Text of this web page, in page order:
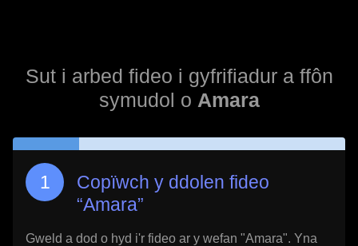
Sut i arbed fideo i gyfrifiadur a ffôn
symudol o Amara
Copïwch y ddolen fideo
“Amara”
Gweld a dod o hyd i'r fideo ar y wefan "Amara". Yna